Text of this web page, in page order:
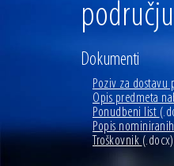
Dokumenti
Poziv za dostavu
Opis predmeta
Ponudbeni list
Popis
Troškovnik(.docx)